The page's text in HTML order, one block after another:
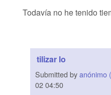
Todavía no he tenido
tilizar lo
Submitted byanónimo
02 04:50